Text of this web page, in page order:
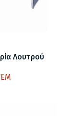
Λουτρού